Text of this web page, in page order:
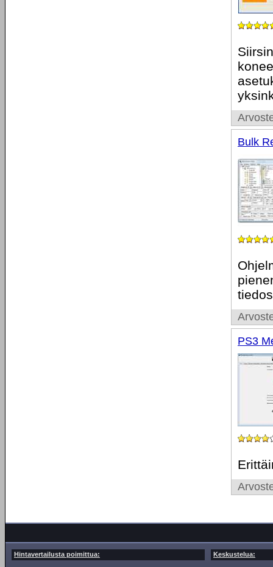
Bulk
PS3
Hintavertailusta poimittua: Keskustelua: